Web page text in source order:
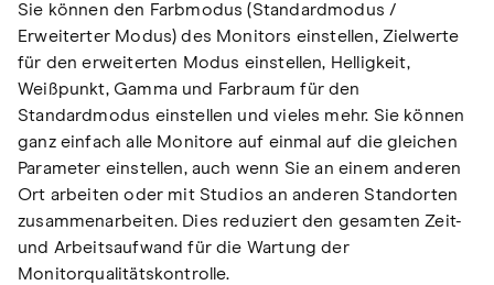
Sie können den Farbmodus (Standardmodus /
Erweiterter Modus) des Monitors einstellen, Zielwerte
für den erweiterten Modus einstellen, Helligkeit,
Weißpunkt, Gamma und Farbraum für den
Standardmodus einstellen und vieles mehr. Sie können
ganz einfach alle Monitore auf einmal auf die gleichen
Parameter einstellen, auch wenn Sie an einem anderen
Ort arbeiten oder mit Studios an anderen Standorten
zusammenarbeiten. Dies reduziert den gesamten Zeit-
und Arbeitsaufwand für die Wartung der
Monitorqualitätskontrolle.